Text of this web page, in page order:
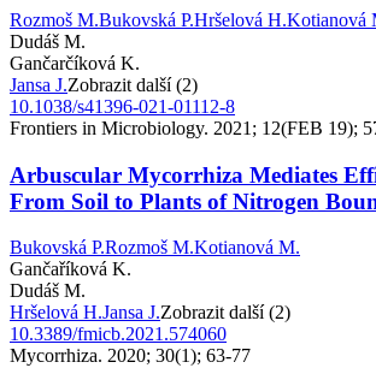
Rozmoš M.Bukovská P.Hršelová H.Kotianová
Dudáš M.
Gančarčíková K.
Jansa J.Zobrazit další (2)
10.1038/s41396-021-01112-8
Frontiers in Microbiology. 2021; 12(FEB 19);
Arbuscular Mycorrhiza Mediates
From Soil to Plants of Nitrogen
Bukovská P.Rozmoš M.Kotianová M.
Gančaříková K.
Dudáš M.
Hršelová H.Jansa J.Zobrazit další (2)
10.3389/fmicb.2021.574060
Mycorrhiza. 2020; 30(1); 63-77